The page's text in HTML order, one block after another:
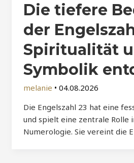
Die tiefere
der
Spiritualität
Symbolik
melanie • 04.08.2026
Die Engelszahl 23 hat eine
und spielt eine zentrale Rolle
Numerologie. Sie vereint die